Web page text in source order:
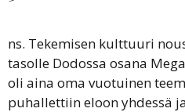
ns. Tekemisen kulttuuri
tasolle Dodossa osana
oli aina oma vuotuinen
puhallettiin eloon yhdessä